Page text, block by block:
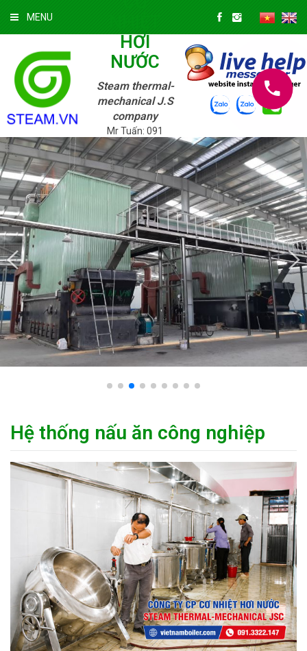
MENU
HƠI
NƯỚC
Steam thermal-
mechanical J.S
company
Mr Tuấn: 091
3322 147; Mr.
Tuyền: 039 720
9625
Thứ Hai
10/08/2026 »
3:13:06 AM
Hệ thống nấu ăn công nghiệp